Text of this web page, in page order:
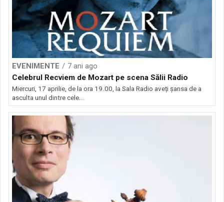
EVENIMENTE
7 ani ago
Celebrul Recviem de Mozart pe scena Sălii Radio
Miercuri, 17 aprilie, de la ora 19.00, la Sala Radio aveți șansa de a
asculta unul dintre cele...